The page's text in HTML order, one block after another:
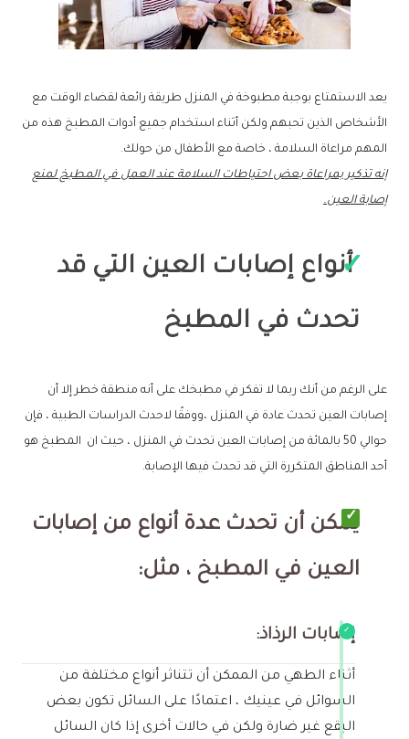
يعد الاستمتاع بوجبة مطبوخة في المنزل طريقة رائعة لقضاء الوقت مع
الأشخاص الذين تحبهم ولكن أثناء استخدام جميع أدوات المطبخ هذه من
المهم مراعاة السلامة ، خاصة مع الأطفال من حولك.
إنه تذكير بمراعاة بعض احتياطات السلامة عند العمل في المطبخ لمنع
إصابة العين.
أنواع إصابات العين التي قد
تحدث في المطبخ
على الرغم من أنك ربما لا تفكر في مطبخك على أنه منطقة خطر إلا أن
إصابات العين تحدث عادة في المنزل ،ووفقًا لاحدث الدراسات الطبية ، فإن
حوالي 50 بالمائة من إصابات العين تحدث في المنزل ، حيث ان المطبخ هو
أحد المناطق المتكررة التي قد تحدث فيها الإصابة.
يمكن أن تحدث عدة أنواع من إصابات
العين في المطبخ ، مثل:
إصابات الرذاذ:
أثناء الطهي من الممكن أن تتناثر أنواع مختلفة من
السوائل في عينيك ، اعتمادًا على السائل تكون بعض
البقع غير ضارة ولكن في حالات أخرى إذا كان السائل